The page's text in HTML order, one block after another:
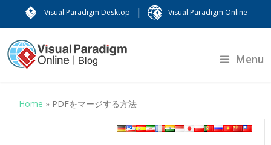
Visual Paradigm Desktop | Visual Paradigm Online
Menu
Home » PDFをマージする方法